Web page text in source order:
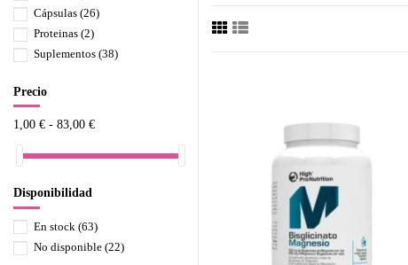
Cápsulas (26)
Proteinas (2)
Suplementos (38)
Precio
1,00 € - 83,00 €
Disponibilidad
En stock (63)
No disponible (22)